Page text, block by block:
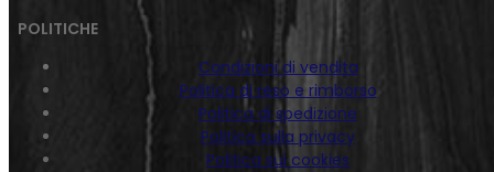
POLITICHE
Condizioni di vendita
Politica di reso e rimborso
Politica di spedizione
Politica sulla privacy
Politica sui cookies